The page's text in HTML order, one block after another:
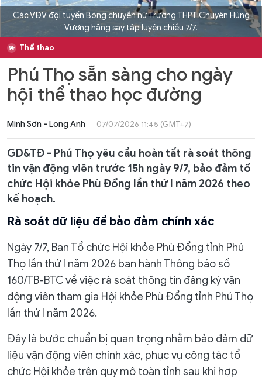
Các VĐV đội tuyển Bóng chuyền nữ Trường THPT Chuyên Hùng
Vương hăng say tập luyện chiều 7/7.
Thể thao
Phú Thọ sẵn sàng cho ngày
hội thể thao học đường
Minh Sơn - Long Anh 07/07/2026 11:45 (GMT+7)
GD&TĐ - Phú Thọ yêu cầu hoàn tất rà soát thông
tin vận động viên trước 15h ngày 9/7, bảo đảm tổ
chức Hội khỏe Phù Đổng lần thứ I năm 2026 theo
kế hoạch.
Rà soát dữ liệu để bảo đảm chính xác
Ngày 7/7, Ban Tổ chức Hội khỏe Phù Đổng tỉnh Phú
Thọ lần thứ I năm 2026 ban hành Thông báo số
160/TB-BTC về việc rà soát thông tin đăng ký vận
động viên tham gia Hội khỏe Phù Đổng tỉnh Phú Thọ
lần thứ I năm 2026.
Đây là bước chuẩn bị quan trọng nhằm bảo đảm dữ
liệu vận động viên chính xác, phục vụ công tác tổ
chức Hội khỏe trên quy mô toàn tỉnh sau khi hợp